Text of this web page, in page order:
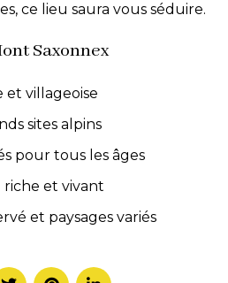
ce lieu saura vous séduire.
Saxonnex
et villageoise
sites alpins
pour tous les âges
et vivant
et paysages variés